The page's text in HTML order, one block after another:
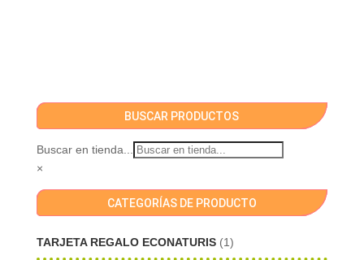
BUSCAR PRODUCTOS
Buscar en tienda...
×
CATEGORÍAS DE PRODUCTO
TARJETA REGALO ECONATURIS (1)